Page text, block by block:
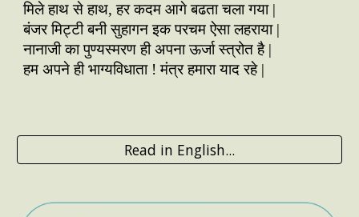
मिले हाथ से हाथ, हर कदम आगे बढता चला गया |
बंजर मिट्टी बनी सुहागन इक परचम ऐसा लहराया |
नानाजी का पुण्यस्मरण ही अपना ऊर्जा स्त्रोत है |
हम अपने ही भाग्यविधाता ! मंत्र हमारा याद रहे |
Read in English...